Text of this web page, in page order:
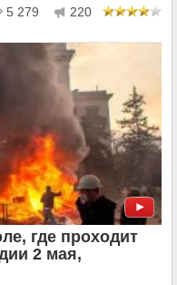
5 279 220
где проходит
2 мая,